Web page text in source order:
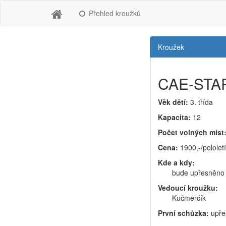
Přehled kroužků
Kroužek
CAE-
Věk dětí: 3. třída
Kapacita: 12
Počet volných míst:
Cena: 1900,-/
Kde a kdy:
bude
Vedoucí kroužku:
Kučmerčík
První schůzka: